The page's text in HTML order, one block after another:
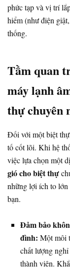
phức tạp và vị trí
hiểm (như điện
thống.
Tầm quan
máy lạnh
thự chuyên
Đối với một biệt
tố cốt lõi. Khi hệ
việc lựa chọn một
gió cho biệt thự
những lợi ích to lớn
bạn.
Đảm bảo
đình: Một môi
chất lượng
thành viên.